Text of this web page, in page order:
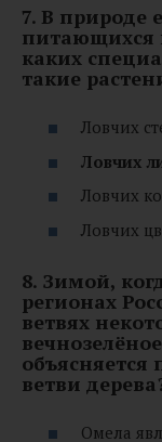
7. В природе
каких
такие
Ловчих
Ловчих
Ловчих
Ловчих
8. Зимой,
регионах
ветвях
ветви
Омела